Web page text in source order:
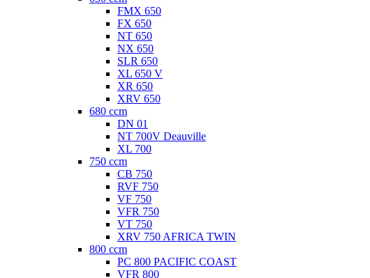
FMX 650
FX 650
NT 650
NX 650
SLR 650
XL 650 V
XR 650
XRV 650
680 ccm
DN 01
NT 700V Deauville
XL 700
750 ccm
CB 750
RVF 750
VF 750
VFR 750
VT 750
XRV 750 AFRICA TWIN
800 ccm
PC 800 PACIFIC COAST
VFR 800